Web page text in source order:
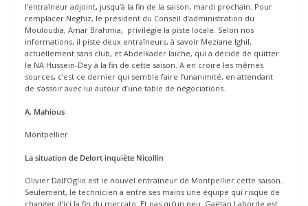
l’entraîneur adjoint, jusqu’à la fin de la saison, mardi prochain. Pour
remplacer Neghiz, le président du Conseil d’administration du
Mouloudia, Amar Brahmia, privilégie la piste locale. Selon nos
informations, il piste deux entraîneurs, à savoir Meziane Ighil,
actuellement sans club, et Abdelkader Iaïche, qui a décidé de quitter
le NA Hussein-Dey à la fin de cette saison. A en croire les mêmes
sources, c’est ce dernier qui semble faire l’unanimité, en attendant
de s’assoir avec lui autour d’une table de négociations.
A. Mahious
Montpellier
La situation de Delort inquiète Nicollin
Olivier Dall’Oglio est le nouvel entraîneur de Montpellier cette saison.
Seulement, le technicien a entre ses mains une équipe qui risque de
changer d’ici la fin du mercato. Et pas qu’un peu. Gaëtan Laborde est